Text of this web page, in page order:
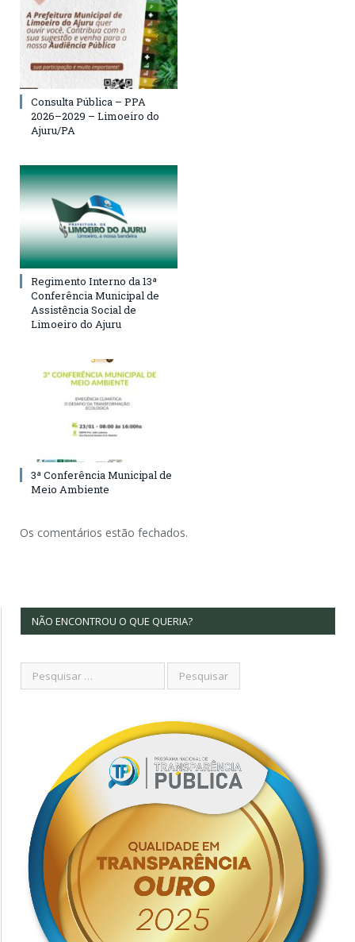
Consulta Pública – PPA
2026–2029 – Limoeiro do
Ajuru/PA
Regimento Interno da 13ª
Conferência Municipal de
Assistência Social de
Limoeiro do Ajuru
3ª Conferência Municipal de
Meio Ambiente
Os comentários estão fechados.
NÃO ENCONTROU O QUE QUERIA?